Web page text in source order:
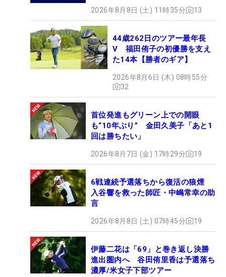
2026年8月8日 (土) 11時35分 13
44歳262日のツアー最年長
V 福田侑子の初優勝を支え
た14本【勝者のギア】
2026年8月6日 (木) 08時55分
32
首位発進もグリーン上での開眼
も“10年ぶり” 金田久美子「あと1
回は勝ちたい」
2026年8月7日 (金) 17時29分 19
6戦連続予選落ちから復活の狼煙
入谷響を救った師匠・中嶋常幸の助
言
2026年8月8日 (土) 07時45分 19
伊藤二花は「69」と巻き返し決勝
進出圏内へ 谷田侑里香は予選落ち
濃厚/米女子下部ツアー